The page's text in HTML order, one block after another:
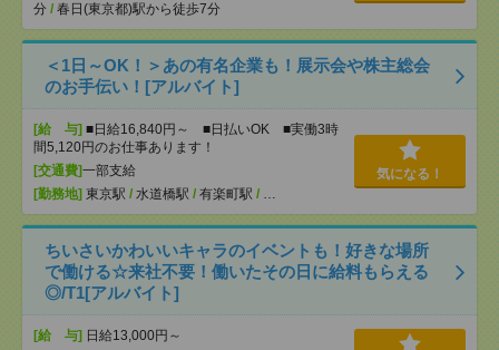
分 / 春日(東京都)駅から徒歩7分
＜1日～OK！＞あの有名企業も！展示会や株主総会
のお手伝い！[アルバイト]
[給 与] ■日給16,840円～ ■日払いOK ■実働3時
間5,120円のお仕事あります！
[交通費]一部支給
[勤務地] 東京駅 / 水道橋駅 / 有楽町駅 / …
気になる！
ちいさいかわいいキャラのイベントも！好きな場所
で働ける☆来社不要！働いたその日に給料もらえる
◎/T1[アルバイト]
[給 与] 日給13,000円～